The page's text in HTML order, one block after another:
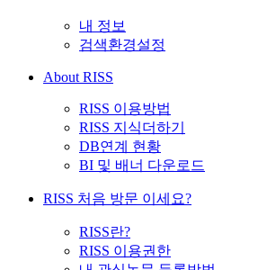
내 정보
검색환경설정
About RISS
RISS 이용방법
RISS 지식더하기
DB연계 현황
BI 및 배너 다운로드
RISS 처음 방문 이세요?
RISS란?
RISS 이용권한